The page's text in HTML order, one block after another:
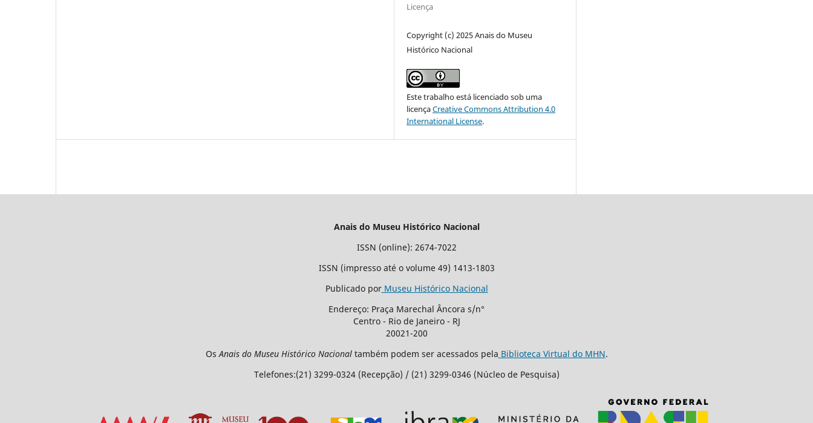
Licença
Copyright (c) 2025 Anais do Museu
Histórico Nacional
Este trabalho está licenciado sob uma
licençaCreative Commons Attribution 4.0
International License.
Anais do Museu Histórico Nacional
ISSN (online): 2674-7022
ISSN (impresso até o volume 49) 1413-1803
Publicado porMuseu Histórico Nacional
Endereço: Praça Marechal Âncora s/n°
Centro - Rio de Janeiro - RJ
20021-200
OsAnais do Museu Histórico Nacionaltambém podem ser acessados pela Biblioteca Virtual do MHN.
Telefones:(21) 3299-0324 (Recepção) / (21) 3299-0346 (Núcleo de Pesquisa)